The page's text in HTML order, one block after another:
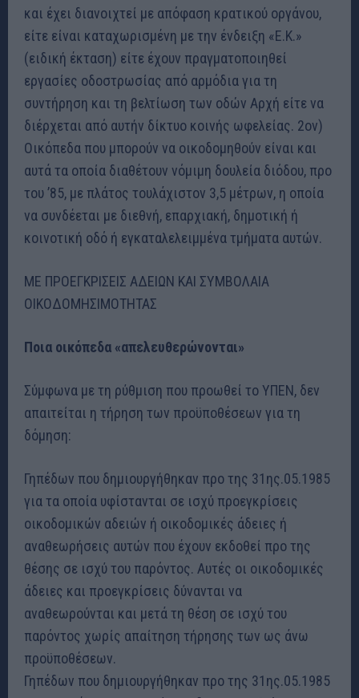
και έχει διανοιχτεί με απόφαση κρατικού οργάνου,
είτε είναι καταχωρισμένη με την ένδειξη «Ε.Κ.»
(ειδική έκταση) είτε έχουν πραγματοποιηθεί
εργασίες οδοστρωσίας από αρμόδια για τη
συντήρηση και τη βελτίωση των οδών Αρχή είτε να
διέρχεται από αυτήν δίκτυο κοινής ωφελείας. 2ον)
Οικόπεδα που μπορούν να οικοδομηθούν είναι και
αυτά τα οποία διαθέτουν νόμιμη δουλεία διόδου, προ
του ’85, με πλάτος τουλάχιστον 3,5 μέτρων, η οποία
να συνδέεται με διεθνή, επαρχιακή, δημοτική ή
κοινοτική οδό ή εγκαταλελειμμένα τμήματα αυτών.
ΜΕ ΠΡΟΕΓΚΡΙΣΕΙΣ ΑΔΕΙΩΝ ΚΑΙ ΣΥΜΒΟΛΑΙΑ
ΟΙΚΟΔΟΜΗΣΙΜΟΤΗΤΑΣ
Ποια οικόπεδα «απελευθερώνονται»
Σύμφωνα με τη ρύθμιση που προωθεί το ΥΠΕΝ, δεν
απαιτείται η τήρηση των προϋποθέσεων για τη
δόμηση:
Γηπέδων που δημιουργήθηκαν προ της 31ης.05.1985
για τα οποία υφίστανται σε ισχύ προεγκρίσεις
οικοδομικών αδειών ή οικοδομικές άδειες ή
αναθεωρήσεις αυτών που έχουν εκδοθεί προ της
θέσης σε ισχύ του παρόντος. Αυτές οι οικοδομικές
άδειες και προεγκρίσεις δύνανται να
αναθεωρούνται και μετά τη θέση σε ισχύ του
παρόντος χωρίς απαίτηση τήρησης των ως άνω
προϋποθέσεων.
Γηπέδων που δημιουργήθηκαν προ της 31ης.05.1985